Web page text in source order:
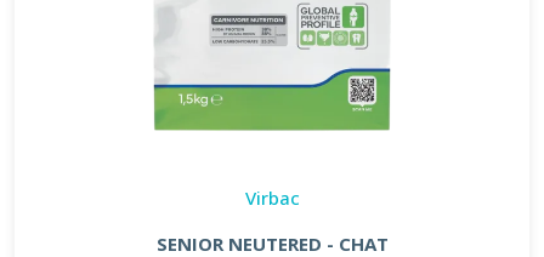
Virbac
SENIOR NEUTERED - CHAT